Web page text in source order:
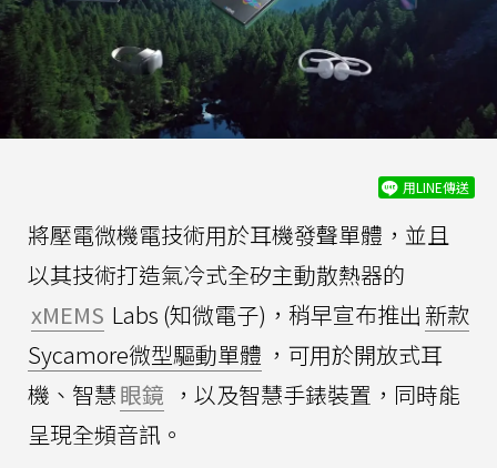
用LINE傳送
將壓電微機電技術用於耳機發聲單體，並且
以其技術打造氣冷式全矽主動散熱器的
xMEMS Labs (知微電子)，稍早宣布推出 新款
Sycamore微型驅動單體 ，可用於開放式耳
機、智慧眼鏡 ，以及智慧手錶裝置，同時能
呈現全頻音訊。